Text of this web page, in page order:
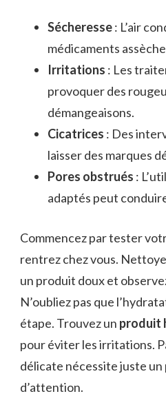
Sécheresse: L’air
médicaments
Irritations : Les
provoquer des
démangeaisons.
Cicatrices : Des
laisser des marques
Pores obstrués :
adaptés peut
Commencez par tester
rentrez chez vous.
un produit doux et
N’oubliez pas que
étape. Trouvez un produit
pour éviter les irritations.
délicate nécessite juste
d’attention.